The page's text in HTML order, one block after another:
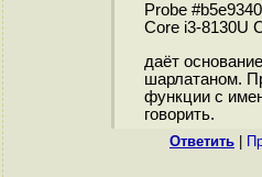
Probe
Core i3-8130U
даёт
шарлатаном.
функции с
говорить.
Ответить